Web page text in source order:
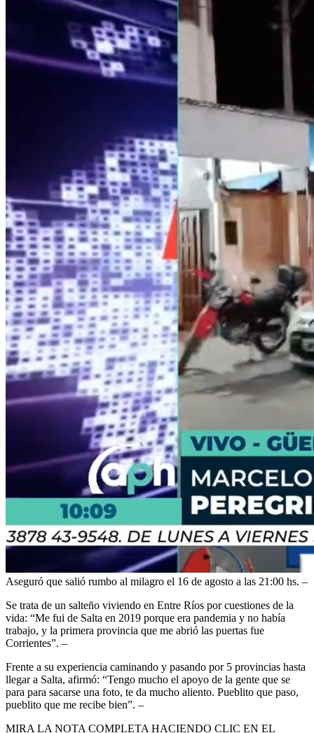
Aseguró que salió rumbo al milagro el 16 de agosto a las 21:00 hs. –
Se trata de un salteño viviendo en Entre Ríos por cuestiones de la
vida: “Me fui de Salta en 2019 porque era pandemia y no había
trabajo, y la primera provincia que me abrió las puertas fue
Corrientes”. –
Frente a su experiencia caminando y pasando por 5 provincias hasta
llegar a Salta, afirmó: “Tengo mucho el apoyo de la gente que se
para para sacarse una foto, te da mucho aliento. Pueblito que paso,
pueblito que me recibe bien”. –
MIRA LA NOTA COMPLETA HACIENDO CLIC EN EL